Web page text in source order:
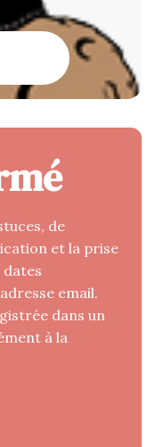
de
et la prise
email.
dans un
à la